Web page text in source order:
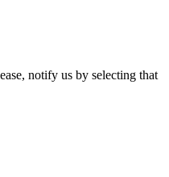
notify us by selecting that